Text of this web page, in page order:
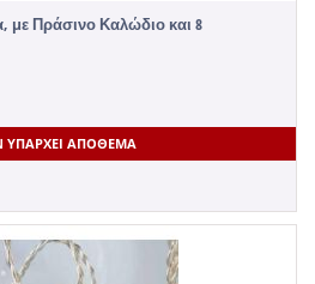
με Πράσινο Καλώδιο και 8
ΥΠΆΡΧΕΙ ΑΠΌΘΕΜΑ